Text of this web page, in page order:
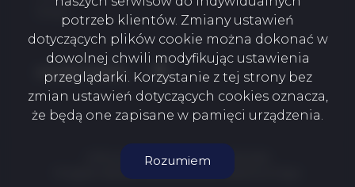
social media Facebook
MTM Invest Mateusz Malutko © 2026
Program dla biur nieruchomości
Galactica Virgo
potrzeb klientów. Zmiany ustawień
dotyczących plików cookie można dokonać w
dowolnej chwili modyfikując ustawienia
przeglądarki. Korzystanie z tej strony bez
zmian ustawień dotyczących cookies oznacza,
że będą one zapisane w pamięci urządzenia.
Rozumiem